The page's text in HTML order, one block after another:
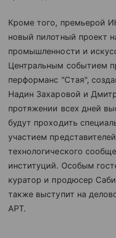
Кроме того, премьерой
новый пилотный проект
промышленности и
Центральным событием
перформанс "Стая",
Надин Захаровой и
протяжении всех дней
будут проходить
участием
технологического
институций. Особым
куратор и продюсер
также выступит на
АРТ.